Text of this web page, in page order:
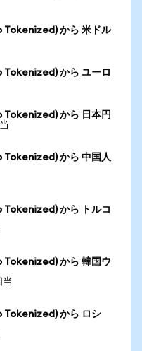
から 米ドル
から ユーロ
から 日本円
から 中国人
から トルコ
から 韓国ウ
から ロシ